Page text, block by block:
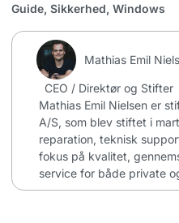
Guide, Sikkerhed, Windows
Mathias Emil
CEO / Direktør og Stifter
Mathias Emil Nielsen er
A/S, som blev stiftet i
reparation, teknisk
fokus på kvalitet,
service for både private